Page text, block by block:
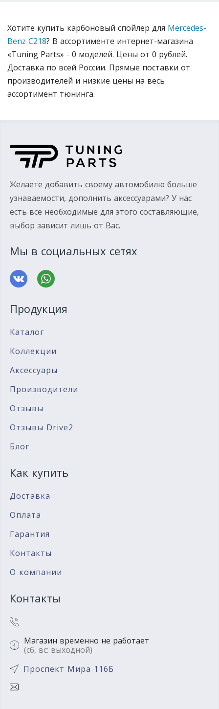
Хотите купить карбоновый спойлер для Mercedes-
Benz C218? В ассортименте интернет-магазина
«Tuning Parts» - 0 моделей. Цены от 0 рублей.
Доставка по всей России. Прямые поставки от
производителей и низкие цены на весь
ассортимент тюнинга.
Желаете добавить своему автомобилю больше
узнаваемости, дополнить аксессуарами? У нас
есть все необходимые для этого составляющие,
выбор зависит лишь от Вас.
Мы в социальных сетях
Продукция
Каталог
Коллекции
Аксессуары
Производители
Отзывы
Отзывы Drive2
Блог
Как купить
Доставка
Оплата
Гарантия
Контакты
О компании
Контакты
Магазин временно не работает
(сб, вс: выходной)
Проспект Мира 116Б